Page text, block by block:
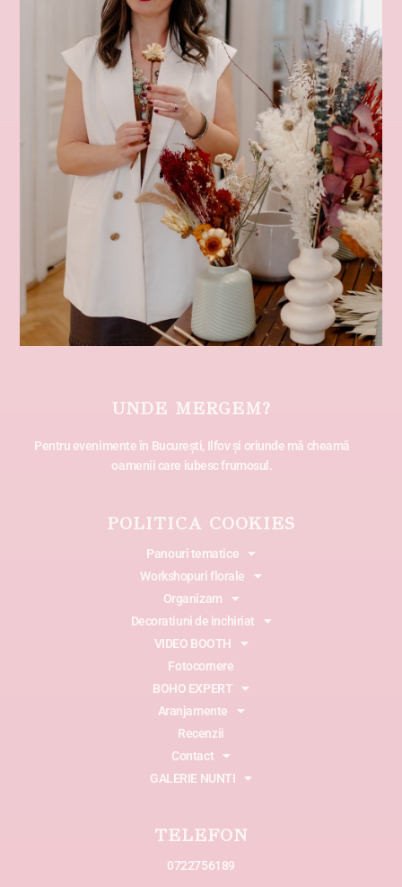
UNDE MERGEM?
Pentru evenimente în București, Ilfov și oriunde mă cheamă
oamenii care iubesc frumosul.
POLITICA COOKIES
Panouri tematice
Workshopuri florale
Organizam
Decoratiuni de inchiriat
VIDEO BOOTH
Fotocornere
BOHO EXPERT
Aranjamente
Recenzii
Contact
GALERIE NUNTI
TELEFON
0722756189